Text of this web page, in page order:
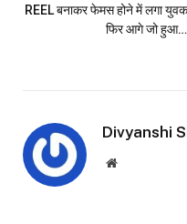
REEL बनाकर फेमस होने में लगा
फिर आगे जो
Divyanshi
Website